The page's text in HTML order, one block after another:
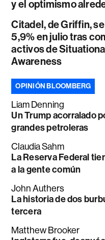
y el optimismo
Citadel, de Griffin,
5,9% en julio tras
activos de Situational
Awareness
OPINIÓN BLOOMBERG
Liam Denning
Un Trump acorralado
grandes petroleras
Claudia Sahm
La Reserva Federal
a la gente común
John Authers
La historia de dos
tercera
Matthew Brooker